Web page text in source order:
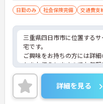
日勤のみ 社会保険完備 交通費支
三重県四日市市に位置する
宅です。
ご興味をお持ちの方には詳
トをお伝えしますのでお気
いませ。
詳細を見る